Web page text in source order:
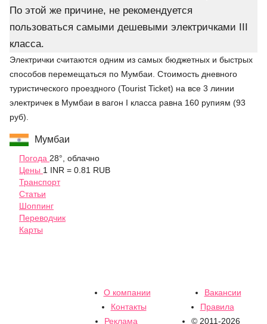
По этой же причине, не рекомендуется
пользоваться самыми дешевыми электричками III
класса.
Электрички считаются одним из самых бюджетных и быстрых
способов перемещаться по Мумбаи. Стоимость дневного
туристического проездного (Tourist Ticket) на все 3 линии
электричек в Мумбаи в вагон I класса равна 160 рупиям (93
руб).
Мумбаи
Погода 28°, облачно
Цены 1 INR = 0.81 RUB
Транспорт
Статьи
Шоппинг
Переводчик
Карты
О компании
Вакансии
Контакты
Правила
Реклама
© 2011-2026